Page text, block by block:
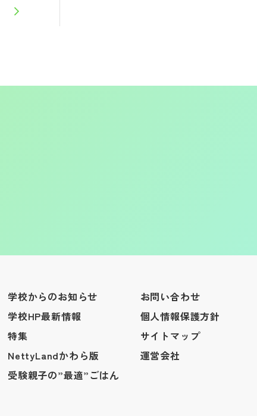
学校からのお知らせ
学校HP最新情報
特集
NettyLandかわら版
受験親子の”最適”ごはん
お問い合わせ
個人情報保護方針
サイトマップ
運営会社